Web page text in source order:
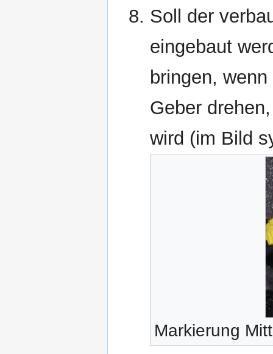
Soll der
eingebaut
bringen,
Geber
wird (im Bild
Markierung